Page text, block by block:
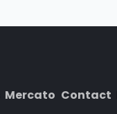
Mercato Contact